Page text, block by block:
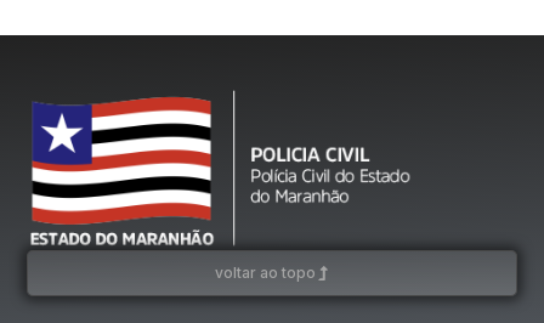
voltar ao topo